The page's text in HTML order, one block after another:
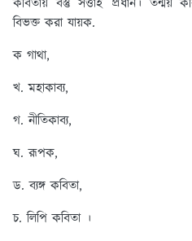
কবিতায় বস্তু সত্তাই প্রধান। তন্ময়
বিভক্ত করা যায়ক.
ক গাথা,
খ. মহাকাব্য,
গ. নীতিকাব্য,
ঘ. রূপক,
ড. ব্যঙ্গ কবিতা,
চ. লিপি কবিতা ।